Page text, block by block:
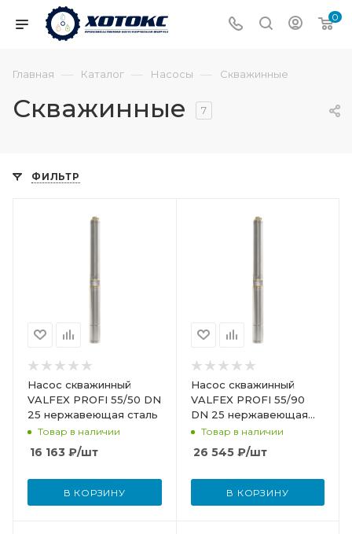
0
Главная — Каталог — Насосы — Скважинные
Скважинные 7
ФИЛЬТР
Насос скважинный
VALFEX PROFI 55/50 DN
25 нержавеющая сталь
Товар в наличии
16 163 ₽/шт
В КОРЗИНУ
Насос скважинный
VALFEX PROFI 55/90
DN 25 нержавеющая
сталь
Товар в наличии
26 545₽/шт
В КОРЗИНУ